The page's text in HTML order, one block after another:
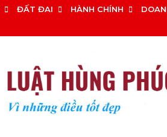
ĐẤT ĐAI HÀNH CHÍNH